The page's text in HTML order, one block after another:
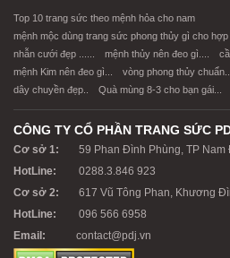
Top 10 trang sức theo mệnh hỏa cho nam
mệnh mộc dùng trang sức phong thủy gì cho hợp
nhẫn cưới đẹp ......
mệnh thủy nên đeo gì....
mệnh Kim nên đeo gì...
vòng phong thủy chuẩn...
dây chuyền đẹp..
Quà mùng 8-3 cho bạn gái...
CÔNG TY CỔ PHẦN TRANG SỨC
Cơ sở 1:
59 Phan Đình Phùng, TP
HotLine:
0288.3.846 923
Cơ sở 2:
617 Vũ Tông Phan, Khương
HotLine:
096 566 6958
Email:
contact@pdj.vn